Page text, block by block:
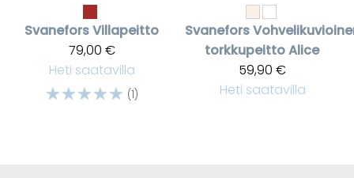
SvaneforsVillapeitto
79,00 €
Heti saatavilla
☆☆☆☆☆ (1)
Svanefors
torkkupeitto Alice
59,90 €
Heti saatavilla